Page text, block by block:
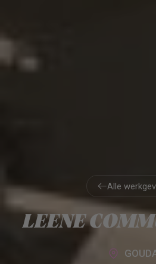
Alle
Alle
LEENE